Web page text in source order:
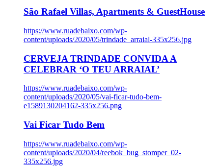
São Rafael Villas, Apartments & GuestHouse
https://www.ruadebaixo.com/wp-
content/uploads/2020/05/trindade_arraial-335x256.jpg
CERVEJA TRINDADE CONVIDA A
CELEBRAR ‘O TEU ARRAIAL’
https://www.ruadebaixo.com/wp-
content/uploads/2020/05/vai-ficar-tudo-bem-
e1589130204162-335x256.png
Vai Ficar Tudo Bem
https://www.ruadebaixo.com/wp-
content/uploads/2020/04/reebok_bug_stomper_02-
335x256.jpg